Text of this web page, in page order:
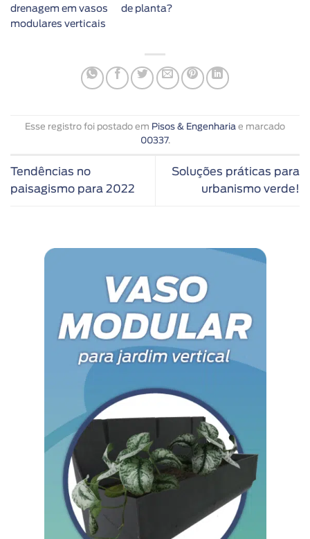
drenagem em vasos
modulares verticais
de planta?
Esse registro foi postado em Pisos & Engenharia e marcado
00337.
Tendências no
paisagismo para 2022
Soluções práticas para
urbanismo verde!